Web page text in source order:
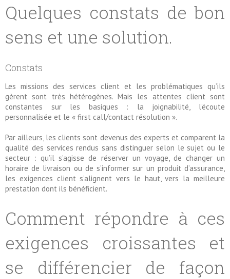
Quelques constats de bon
sens et une solution.
Constats
Les missions des services client et les problématiques qu’ils
gèrent sont très hétérogènes. Mais les attentes client sont
constantes sur les basiques : la joignabilité, l’écoute
personnalisée et le « first call/contact résolution ».
Par ailleurs, les clients sont devenus des experts et comparent la
qualité des services rendus sans distinguer selon le sujet ou le
secteur : qu’il s’agisse de réserver un voyage, de changer un
horaire de livraison ou de s’informer sur un produit d’assurance,
les exigences client s’alignent vers le haut, vers la meilleure
prestation dont ils bénéficient.
Comment répondre à ces
exigences croissantes et
se différencier de façon